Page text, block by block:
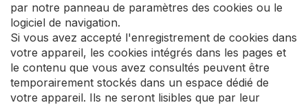
par notre panneau de paramètres des cookies ou le
logiciel de navigation.
Si vous avez accepté l'enregistrement de cookies dans
votre appareil, les cookies intégrés dans les pages et
le contenu que vous avez consultés peuvent être
temporairement stockés dans un espace dédié de
votre appareil. Ils ne seront lisibles que par leur